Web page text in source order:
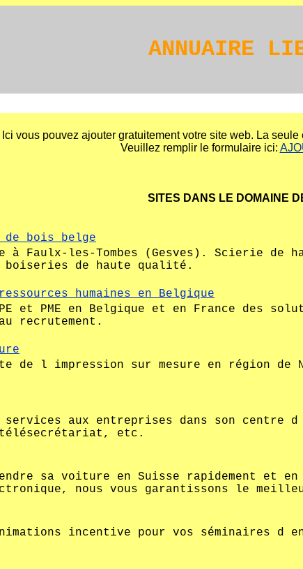
ANNUAIRE
Ici vous pouvez ajouter gratuitement votre site web. La
Veuillez remplir le formulaire ici:
SITES DANS LE DOMAINE
bois belge
Faulx-les-Tombes (Gesves). Scierie
boiseries de haute qualité.
humaines en Belgique
et PME en Belgique et en France des
recrutement.
de l impression sur mesure en région
services aux entreprises dans son
etc.
sa voiture en Suisse rapidement et
nous vous garantissons le
incentive pour vos séminaires d